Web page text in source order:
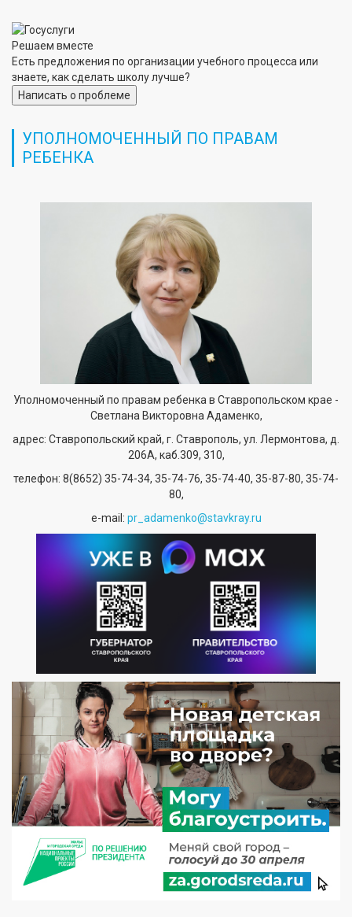
Решаем вместе
Есть предложения по организации учебного процесса или
знаете, как сделать школу лучше?
Написать о проблеме
УПОЛНОМОЧЕННЫЙ ПО ПРАВАМ
РЕБЕНКА
Уполномоченный по правам ребенка в Ставропольском крае -
Светлана Викторовна Адаменко,
адрес: Ставропольский край, г. Ставрополь, ул. Лермонтова, д.
206А, каб.309, 310,
телефон: 8(8652) 35-74-34, 35-74-76, 35-74-40, 35-87-80, 35-74-
80,
е-mail: pr_adamenko@stavkray.ru